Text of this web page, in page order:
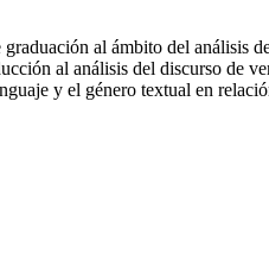
al ámbito del
al análisis del discurso de
y el género textual en